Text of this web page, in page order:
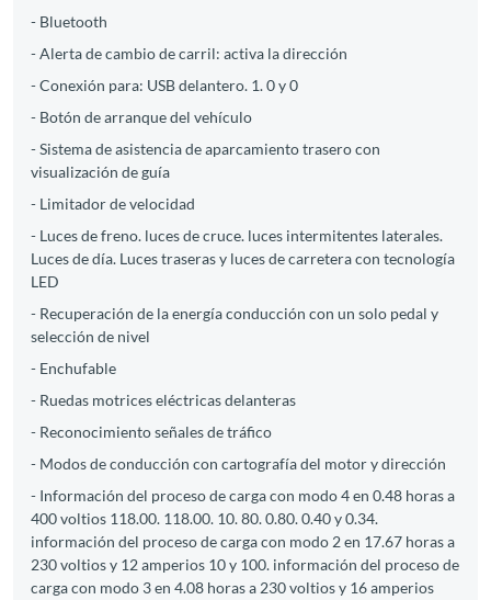
- Bluetooth
- Alerta de cambio de carril: activa la dirección
- Conexión para: USB delantero. 1. 0 y 0
- Botón de arranque del vehículo
- Sistema de asistencia de aparcamiento trasero con
visualización de guía
- Limitador de velocidad
- Luces de freno. luces de cruce. luces intermitentes laterales.
Luces de día. Luces traseras y luces de carretera con tecnología
LED
- Recuperación de la energía conducción con un solo pedal y
selección de nivel
- Enchufable
- Ruedas motrices eléctricas delanteras
- Reconocimiento señales de tráfico
- Modos de conducción con cartografía del motor y dirección
- Información del proceso de carga con modo 4 en 0.48 horas a
400 voltios 118.00. 118.00. 10. 80. 0.80. 0.40 y 0.34.
información del proceso de carga con modo 2 en 17.67 horas a
230 voltios y 12 amperios 10 y 100. información del proceso de
carga con modo 3 en 4.08 horas a 230 voltios y 16 amperios